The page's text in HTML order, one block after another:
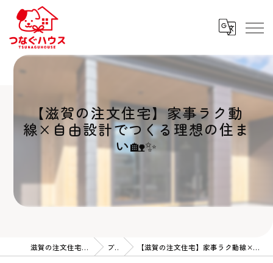
【滋賀の注文住宅】家事ラク動
線×自由設計でつくる理想の住ま
い🏡✨
滋賀の注文住宅ならつなぐハウス ブログ 【滋賀の注文住宅】家事ラク動線×自由設計でつくる理想の住まい🏡✨